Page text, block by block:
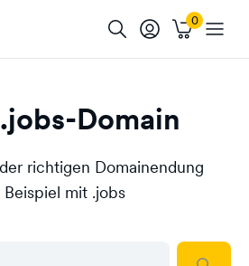
Domain
richtigen Domainendung
Beispiel mit .jobs